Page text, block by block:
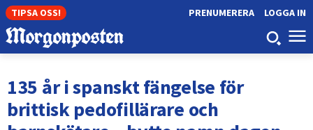
TIPSA OSS! LOGGA IN
PRENUMERERA
135 år i spanskt fängelse för
brittisk pedofillärare och